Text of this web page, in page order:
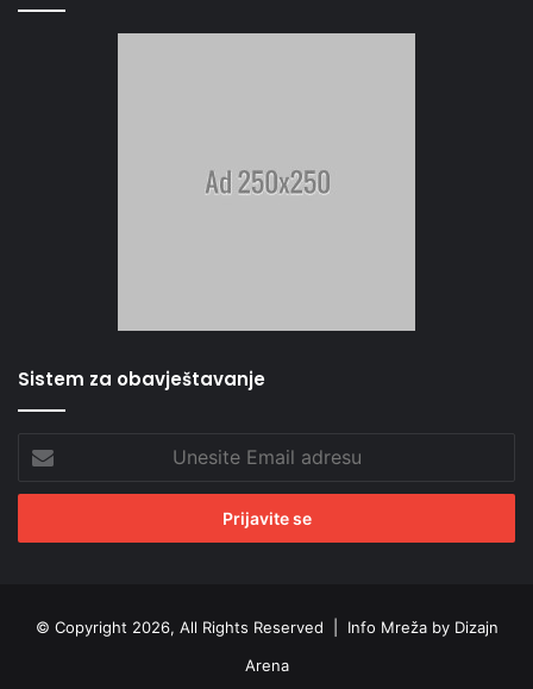
Sistem za obavještavanje
Email
adresu
© Copyright 2026, All Rights Reserved | Info Mreža by Dizajn
Arena